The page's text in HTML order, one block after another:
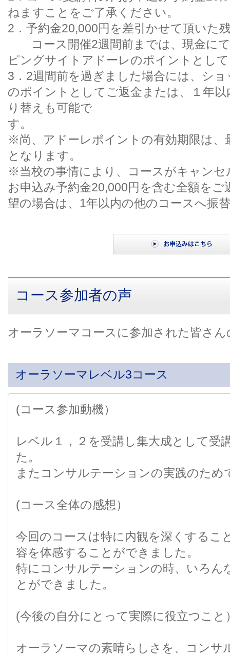
ねますことをご了承ください。
2．予約金20,000円を差引かせて頂いた
コース開催2週間前までは、現金に
ピングサイトアドーレのポイントとし
3．2週間前を過ぎました場合には、シ
のポイントとしてご返金または、１年
り替えも可能で
す
※尚、アドーレポイントの有効期限は、
となります。
※当校の事情により、コースがキャン
お申込み予約金20,000円を含む全額を
望の場合は、1年以内の他のコースへ振
コース参加者の声
オーラソーマコースに参加された皆さ
オーラソーマレベル3コース
(コース参加動機）
レベル１，２を受講し集大成として受
た。
またコンサルテーションの実践のため
(コース全体の感想）
今回のコースは特に内観を深くするこ
容を体感することができました。
特にコンサルテーションの時、いろん
とができました。
(今後の自分にとって実際に役立つこと
オーラソーマの素晴らしさを、コンサ